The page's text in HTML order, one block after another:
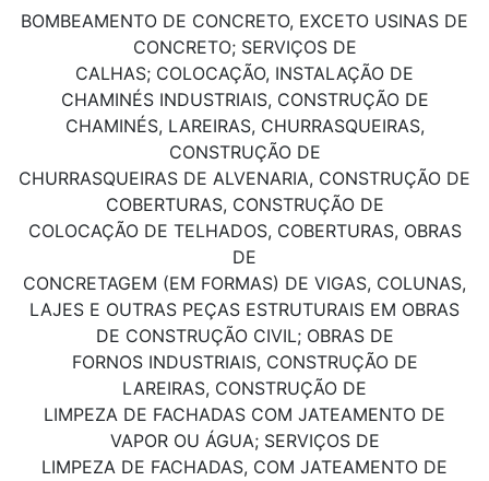
BOMBEAMENTO DE CONCRETO, EXCETO USINAS DE
CONCRETO; SERVIÇOS DE
CALHAS; COLOCAÇÃO, INSTALAÇÃO DE
CHAMINÉS INDUSTRIAIS, CONSTRUÇÃO DE
CHAMINÉS, LAREIRAS, CHURRASQUEIRAS,
CONSTRUÇÃO DE
CHURRASQUEIRAS DE ALVENARIA, CONSTRUÇÃO DE
COBERTURAS, CONSTRUÇÃO DE
COLOCAÇÃO DE TELHADOS, COBERTURAS, OBRAS
DE
CONCRETAGEM (EM FORMAS) DE VIGAS, COLUNAS,
LAJES E OUTRAS PEÇAS ESTRUTURAIS EM OBRAS
DE CONSTRUÇÃO CIVIL; OBRAS DE
FORNOS INDUSTRIAIS, CONSTRUÇÃO DE
LAREIRAS, CONSTRUÇÃO DE
LIMPEZA DE FACHADAS COM JATEAMENTO DE
VAPOR OU ÁGUA; SERVIÇOS DE
LIMPEZA DE FACHADAS, COM JATEAMENTO DE